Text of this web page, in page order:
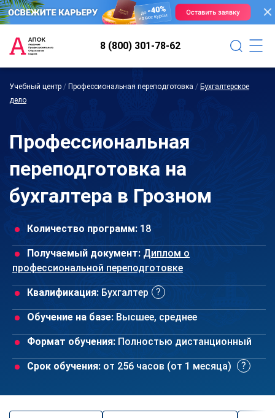
8 (800) 301-78-62
Учебный центр / Профессиональная переподготовка / Бухгалтерское
дело
Профессиональная
переподготовка на
бухгалтера в Грозном
Количество программ: 18
Получаемый документ: Диплом о
профессиональной переподготовке
Квалификация: Бухгалтер
Обучение на базе: Высшее, среднее
Формат обучения: Полностью дистанционный
Срок обучения: от 256 часов (от 1 месяца)